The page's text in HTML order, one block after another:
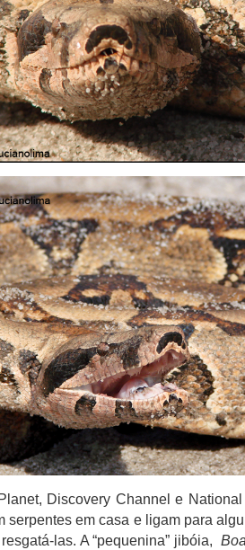
Discovery Channel e
serpentes em casa e ligam para
las. A “pequenina” jibóia,